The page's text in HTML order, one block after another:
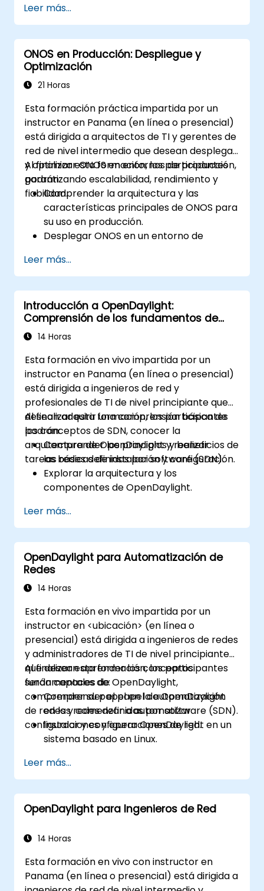
gestionar entornos SDN.
Desplegar, gestionar y solucionar
problemas de redes SDN utilizando ONOS.
Leer más...
ONOS en Producción: Despliegue y
Optimización
21 Horas
Esta formación práctica impartida por un
instructor en Panama (en línea o presencial)
está dirigida a arquitectos de TI y gerentes de
red de nivel intermedio que desean desplegar
y optimizar ONOS en entornos de producción,
garantizando escalabilidad, rendimiento y
fiabilidad.
Al finalizar esta formación, los participantes
podrán:
Comprender la arquitectura y las
características principales de ONOS para
su uso en producción.
Desplegar ONOS en un entorno de
prácticas.
Configurar clústeres, redundancia y
tolerancia a fallos en ONOS.
Monitorear, diagnosticar y optimizar los
despliegues de ONOS para garantizar
escalabilidad y rendimiento.
red y las herramientas existentes.
Planificar y ejecutar un proceso de
actualización exitoso de ONOS.
Leer más...
Introducción a OpenDaylight:
Comprensión de los fundamentos de
SDN14 Horas
Esta formación en vivo impartida por un
instructor en Panama (en línea o presencial)
está dirigida a ingenieros de red y
profesionales de TI de nivel principiante que
desean adquirir una comprensión básica de
los conceptos de SDN, conocer la
arquitectura de OpenDaylight y realizar
tareas básicas de instalación y configuración.
Al finalizar esta formación, los participantes
podrán:
Comprender los principios y beneficios de
las redes definidas por software (SDN).
Explorar la arquitectura y los
componentes de OpenDaylight.
sistema Linux.
Integrar OpenDaylight con dispositivos de
red.
Ejecutar operaciones y comandos
básicos de OpenDaylight.
Leer más...
OpenDaylight para Automatización de
Redes
14 Horas
Esta formación en vivo impartida por un
instructor en <ubicación> (en línea o
presencial) está dirigida a ingenieros de redes
y administradores de TI de nivel principiante
que desean aprender los conceptos
fundamentales de OpenDaylight,
comprender su papel en la automatización
de redes y comenzar a automatizar
configuraciones y operaciones de red.
Al finalizar esta formación, los participantes
serán capaces de:
Comprender el papel de OpenDaylight
en las redes definidas por software (SDN).
Instalar y configurar OpenDaylight en un
sistema basado en Linux.
características principales de
OpenDaylight.
Crear configuraciones básicas
automatizadas de red utilizando
Monitorizar y gestionar redes mediante
Leer más...
OpenDaylight para Ingenieros de Red
14 Horas
Esta formación en vivo con instructor en
Panama (en línea o presencial) está dirigida a